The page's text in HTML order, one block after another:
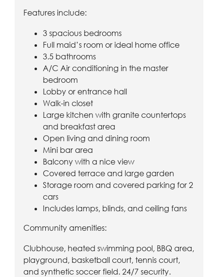
Features include:
3 spacious bedrooms
Full maid’s room or ideal home office
3.5 bathrooms
A/C Air conditioning in the master
bedroom
Lobby or entrance hall
Walk-in closet
Large kitchen with granite countertops
and breakfast area
Open living and dining room
Mini bar area
Balcony with a nice view
Covered terrace and large garden
Storage room and covered parking for 2
cars
Includes lamps, blinds, and ceiling fans
Community amenities:
Clubhouse, heated swimming pool, BBQ area,
playground, basketball court, tennis court,
and synthetic soccer field. 24/7 security.